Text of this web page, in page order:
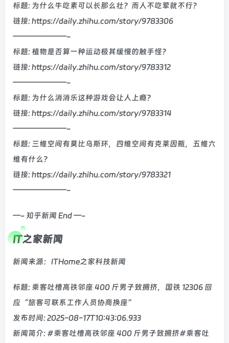
标题: 为什么牛吃素可以长那么壮？而人不吃荤就不行？
链接: https://daily.zhihu.com/story/9783306
———————-
标题: 植物是否算一种运动极其缓慢的触手怪？
链接: https://daily.zhihu.com/story/9783312
———————-
标题: 为什么消消乐这种游戏会让人上瘾?
链接: https://daily.zhihu.com/story/9783314
———————-
标题: 三维空间有莫比乌斯环，四维空间有克莱因瓶，五维六
维有什么？
链接: https://daily.zhihu.com/story/9783321
———————-
—- 知乎新闻 End —-
IT之家新闻
新闻来源：ITHome之家科技新闻
标题: 乘客吐槽高铁邻座 400 斤男子致拥挤，国铁 12306 回
应“旅客可联系工作人员协商换座”
发布时间: 2025-08-17T10:43:06.933
新闻简介: #乘客吐槽高铁邻座 400 斤男子致拥挤#乘客吐